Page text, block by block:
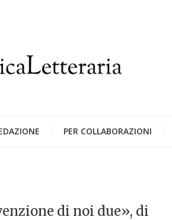
PER COLLABORAZIONI
di noi due», di